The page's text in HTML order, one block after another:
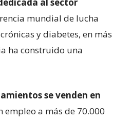
mundial de lucha
y diabetes, en más
ha construido una
se venden en
empleo a más de 70.000